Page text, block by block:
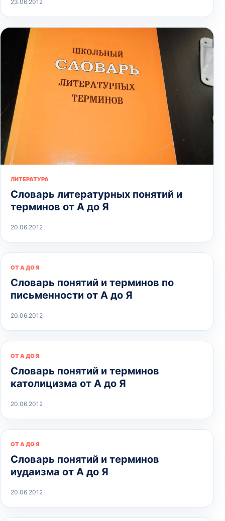
23.06.2012
ЛИТЕРАТУРА
Словарь литературных понятий и
терминов от А до Я
20.06.2012
ОТ А ДО Я
Словарь понятий и терминов по
письменности от А до Я
20.06.2012
ОТ А ДО Я
Словарь понятий и терминов
католицизма от А до Я
20.06.2012
ОТ А ДО Я
Словарь понятий и терминов
иудаизма от А до Я
20.06.2012